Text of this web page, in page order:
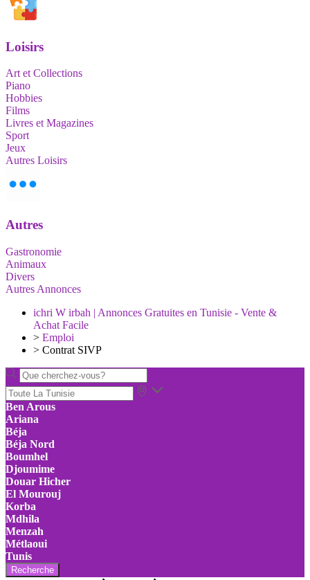
Loisirs
Art et Collections
Piano
Hobbies
Films
Livres et Magazines
Sport
Jeux
Autres Loisirs
Autres
Gastronomie
Animaux
Divers
Autres Annonces
ichri W irbah | Annonces Gratuites en Tunisie - Vente &
Achat Facile
> Emploi
> Contrat SIVP
Ben Arous
Ariana
Béja
Béja Nord
Boumhel
Djoumime
Douar Hicher
El Mourouj
Korba
Mdhila
Menzah
Métlaoui
Tunis
Recherche